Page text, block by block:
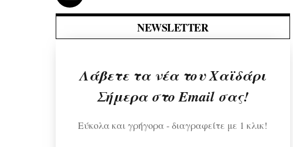
NEWSLETTER
Λάβετε τα νέα του Χαϊδάρι
Σήμερα στο Email σας!
Εύκολα και γρήγορα - διαγραφείτε με 1 κλικ!